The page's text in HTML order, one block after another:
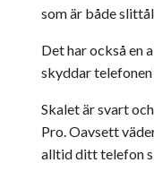
som är både
Det har också en
skyddar
Skalet är svart
Pro. Oavsett
alltid ditt telefon